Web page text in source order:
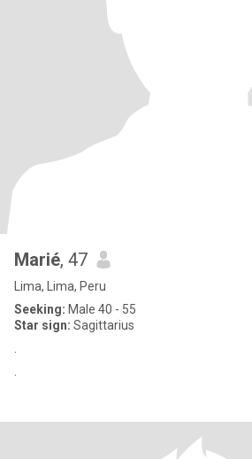
Marié, 47
Lima, Lima, Peru
Seeking: Male 40 - 55
Star sign: Sagittarius